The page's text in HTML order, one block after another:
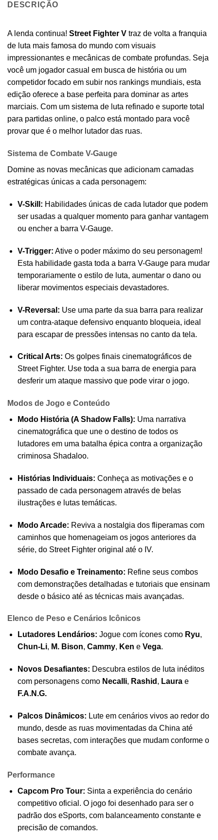
DESCRIÇÃO
A lenda continua! Street Fighter V traz de volta a franquia
de luta mais famosa do mundo com visuais
impressionantes e mecânicas de combate profundas. Seja
você um jogador casual em busca de história ou um
competidor focado em subir nos rankings mundiais, esta
edição oferece a base perfeita para dominar as artes
marciais. Com um sistema de luta refinado e suporte total
para partidas online, o palco está montado para você
provar que é o melhor lutador das ruas.
Sistema de Combate V-Gauge
Domine as novas mecânicas que adicionam camadas
estratégicas únicas a cada personagem:
V-Skill: Habilidades únicas de cada lutador que podem
ser usadas a qualquer momento para ganhar vantagem
ou encher a barra V-Gauge.
V-Trigger: Ative o poder máximo do seu personagem!
Esta habilidade gasta toda a barra V-Gauge para mudar
temporariamente o estilo de luta, aumentar o dano ou
liberar movimentos especiais devastadores.
V-Reversal: Use uma parte da sua barra para realizar
um contra-ataque defensivo enquanto bloqueia, ideal
para escapar de pressões intensas no canto da tela.
Critical Arts: Os golpes finais cinematográficos de
Street Fighter. Use toda a sua barra de energia para
desferir um ataque massivo que pode virar o jogo.
Modos de Jogo e Conteúdo
Modo História (A Shadow Falls): Uma narrativa
cinematográfica que une o destino de todos os
lutadores em uma batalha épica contra a organização
criminosa Shadaloo.
Histórias Individuais: Conheça as motivações e o
passado de cada personagem através de belas
ilustrações e lutas temáticas.
Modo Arcade: Reviva a nostalgia dos fliperamas com
caminhos que homenageiam os jogos anteriores da
série, do Street Fighter original até o IV.
Modo Desafio e Treinamento: Refine seus combos
com demonstrações detalhadas e tutoriais que ensinam
desde o básico até as técnicas mais avançadas.
Elenco de Peso e Cenários Icônicos
Lutadores Lendários: Jogue com ícones como Ryu,
Chun-Li, M. Bison, Cammy, Ken e Vega.
Novos Desafiantes: Descubra estilos de luta inéditos
com personagens como Necalli, Rashid , Laurae
F.A.N.G.
Palcos Dinâmicos: Lute em cenários vivos ao redor do
mundo, desde as ruas movimentadas da China até
bases secretas, com interações que mudam conforme o
combate avança.
Performance
Capcom Pro Tour: Sinta a experiência do cenário
competitivo oficial. O jogo foi desenhado para ser o
padrão dos eSports, com balanceamento constante e
precisão de comandos.